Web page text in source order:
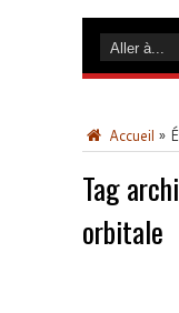
Accueil »
Tag
orbitale